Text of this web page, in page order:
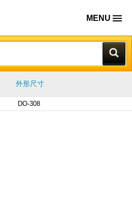
MENU
外形尺寸
DO-308